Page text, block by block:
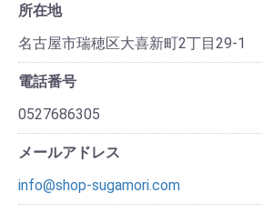
所在地
名古屋市瑞穂区大喜新町2丁目29-1
電話番号
0527686305
メールアドレス
info@shop-sugamori.com